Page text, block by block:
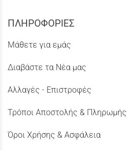
ΠΛΗΡΟΦΟΡΙΕΣ
Μάθετε για εμάς
Διαβάστε τα Νέα μας
Αλλαγές - Επιστροφές
Τρόποι Αποστολής & Πληρωμής
Όροι Χρήσης & Ασφάλεια